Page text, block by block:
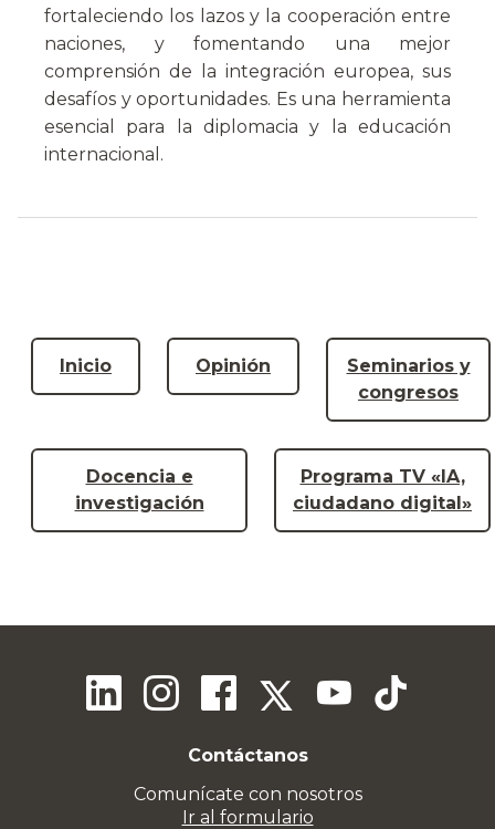
fortaleciendo los lazos y la cooperación entre
naciones, y fomentando una mejor
comprensión de la integración europea, sus
desafíos y oportunidades. Es una herramienta
esencial para la diplomacia y la educación
internacional.
Inicio Opinión
Seminarios y
congresos
Docencia e
investigación
Programa TV «IA,
ciudadano digital»
Contáctanos
Comunícate con nosotros
Ir al formulario